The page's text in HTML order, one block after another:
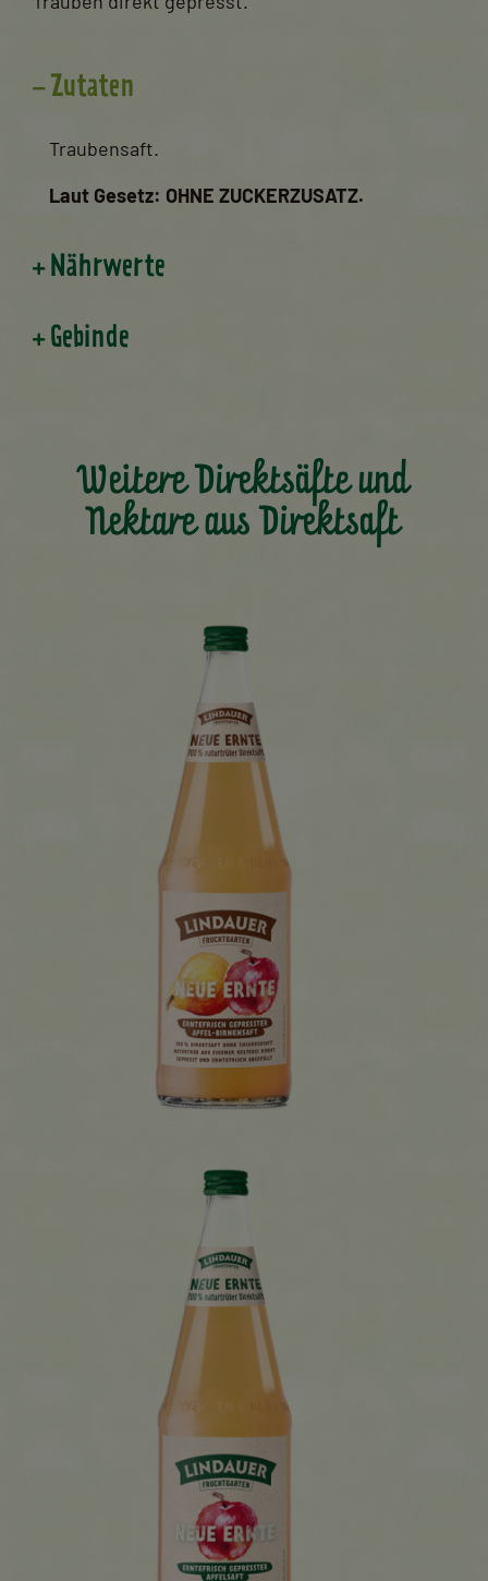
Zutaten
Traubensaft.
Laut Gesetz: OHNE ZUCKERZUSATZ.
Nährwerte
Gebinde
Weitere Direktsäfte und
Nektare aus Direktsaft